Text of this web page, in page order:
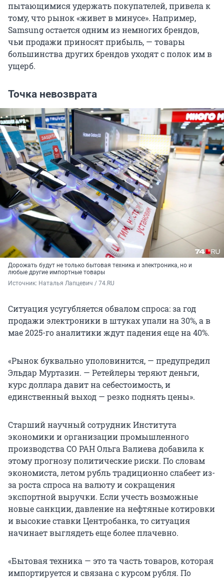
пытающимися удержать покупателей, привела к
тому, что рынок «живет в минусе». Например,
Samsung остается одним из немногих брендов,
чьи продажи приносят прибыль, — товары
большинства других брендов уходят с полок им в
ущерб.
Точка невозврата
Дорожать будут не только бытовая техника и электроника, но и
любые другие импортные товары
Источник: Наталья Лапцевич / 74.RU
Ситуация усугубляется обвалом спроса: за год
продажи электроники в штуках упали на 30%, а в
мае 2025-го аналитики ждут падения еще на 40%.
«Рынок буквально уполовинится, — предупредил
Эльдар Муртазин. — Ретейлеры теряют деньги,
курс доллара давит на себестоимость, и
единственный выход — резко поднять цены».
Старший научный сотрудник Института
экономики и организации промышленного
производства СО РАН Ольга Валиева добавила к
этому прогнозу политические риски. По словам
экономиста, летом рубль традиционно слабеет из-
за роста спроса на валюту и сокращения
экспортной выручки. Если учесть возможные
новые санкции, давление на нефтяные котировки
и высокие ставки Центробанка, то ситуация
начинает выглядеть еще более плачевно.
«Бытовая техника — это та часть товаров, которая
импортируется и связана с курсом рубля. По